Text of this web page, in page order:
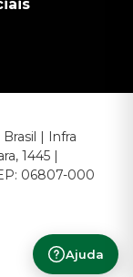
Ajuda
| Infra
1445 |
06807-000